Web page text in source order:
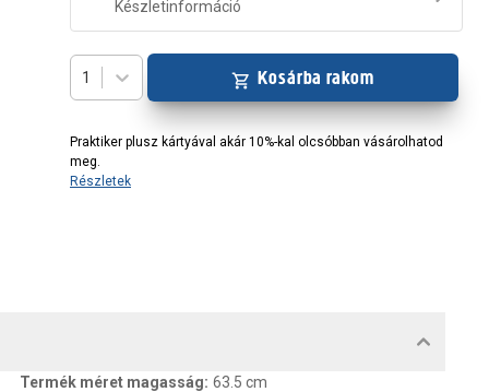
Készletinformáció
1 Kosárba rakom
Praktiker plusz kártyával akár 10%-kal olcsóbban vásárolhatod
meg.
Részletek
Termék méret magasság: 63.5 cm